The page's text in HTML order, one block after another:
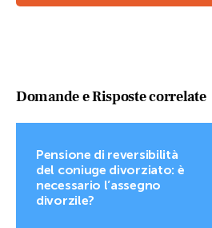
Domande e Risposte correlate
Pensione di reversibilità
del coniuge divorziato: è
necessario l’assegno
divorzile?